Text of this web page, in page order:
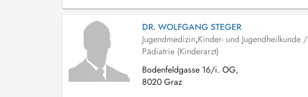
DR. WOLFGANG STEGER
Jugendmedizin,Kinder- und Jugendheilkunde /
Pädiatrie (Kinderarzt)
Bodenfeldgasse 16/i. OG,
8020 Graz